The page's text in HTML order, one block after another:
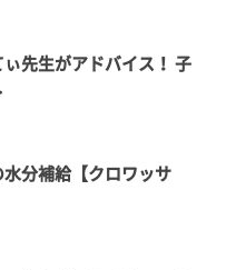
先生がアドバイス！ 子
分補給【クロワッサ